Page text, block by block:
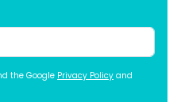
the Google Privacy Policy and